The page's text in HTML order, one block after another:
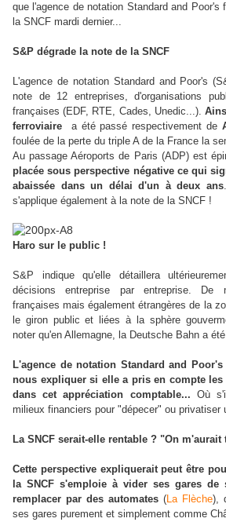
que l'agence de notation Standard and Poor's
la SNCF mardi dernier...
S&P dégrade la note de la SNCF
L'agence de notation Standard and Poor's
note de 12 entreprises, d'organisations
françaises (EDF, RTE, Cades, Unedic...).
ferroviaire
a été passé respectivement de
foulée de la perte du triple A de la France la
Au passage Aéroports de Paris (ADP) est
placée sous perspective négative ce qui
abaissée dans un délai d'un à deux ans
s'applique également à la note de la SNCF !
Haro sur le public !
S&P indique qu'elle détaillera
décisions entreprise par entreprise. De
françaises mais également étrangères de la
le giron public et liées à la sphère
noter qu'en Allemagne, la Deutsche Bahn a
L'agence de notation Standard and
nous expliquer si elle a pris en compte les
dans cet appréciation comptable... Où
milieux financiers pour "dépecer" ou privatiser
La SNCF serait-elle rentable ? "On
Cette perspective expliquerait peut être
la SNCF s'emploie à vider ses gares
remplacer par des automates (La Flèche),
ses gares purement et simplement comme